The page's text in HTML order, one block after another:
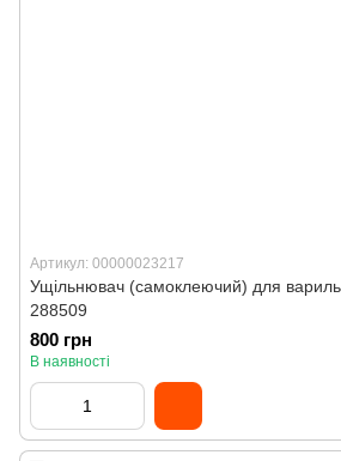
Артикул: 00000023217
Ущільнювач (самоклеючий) для
288509
800 грн
В наявності